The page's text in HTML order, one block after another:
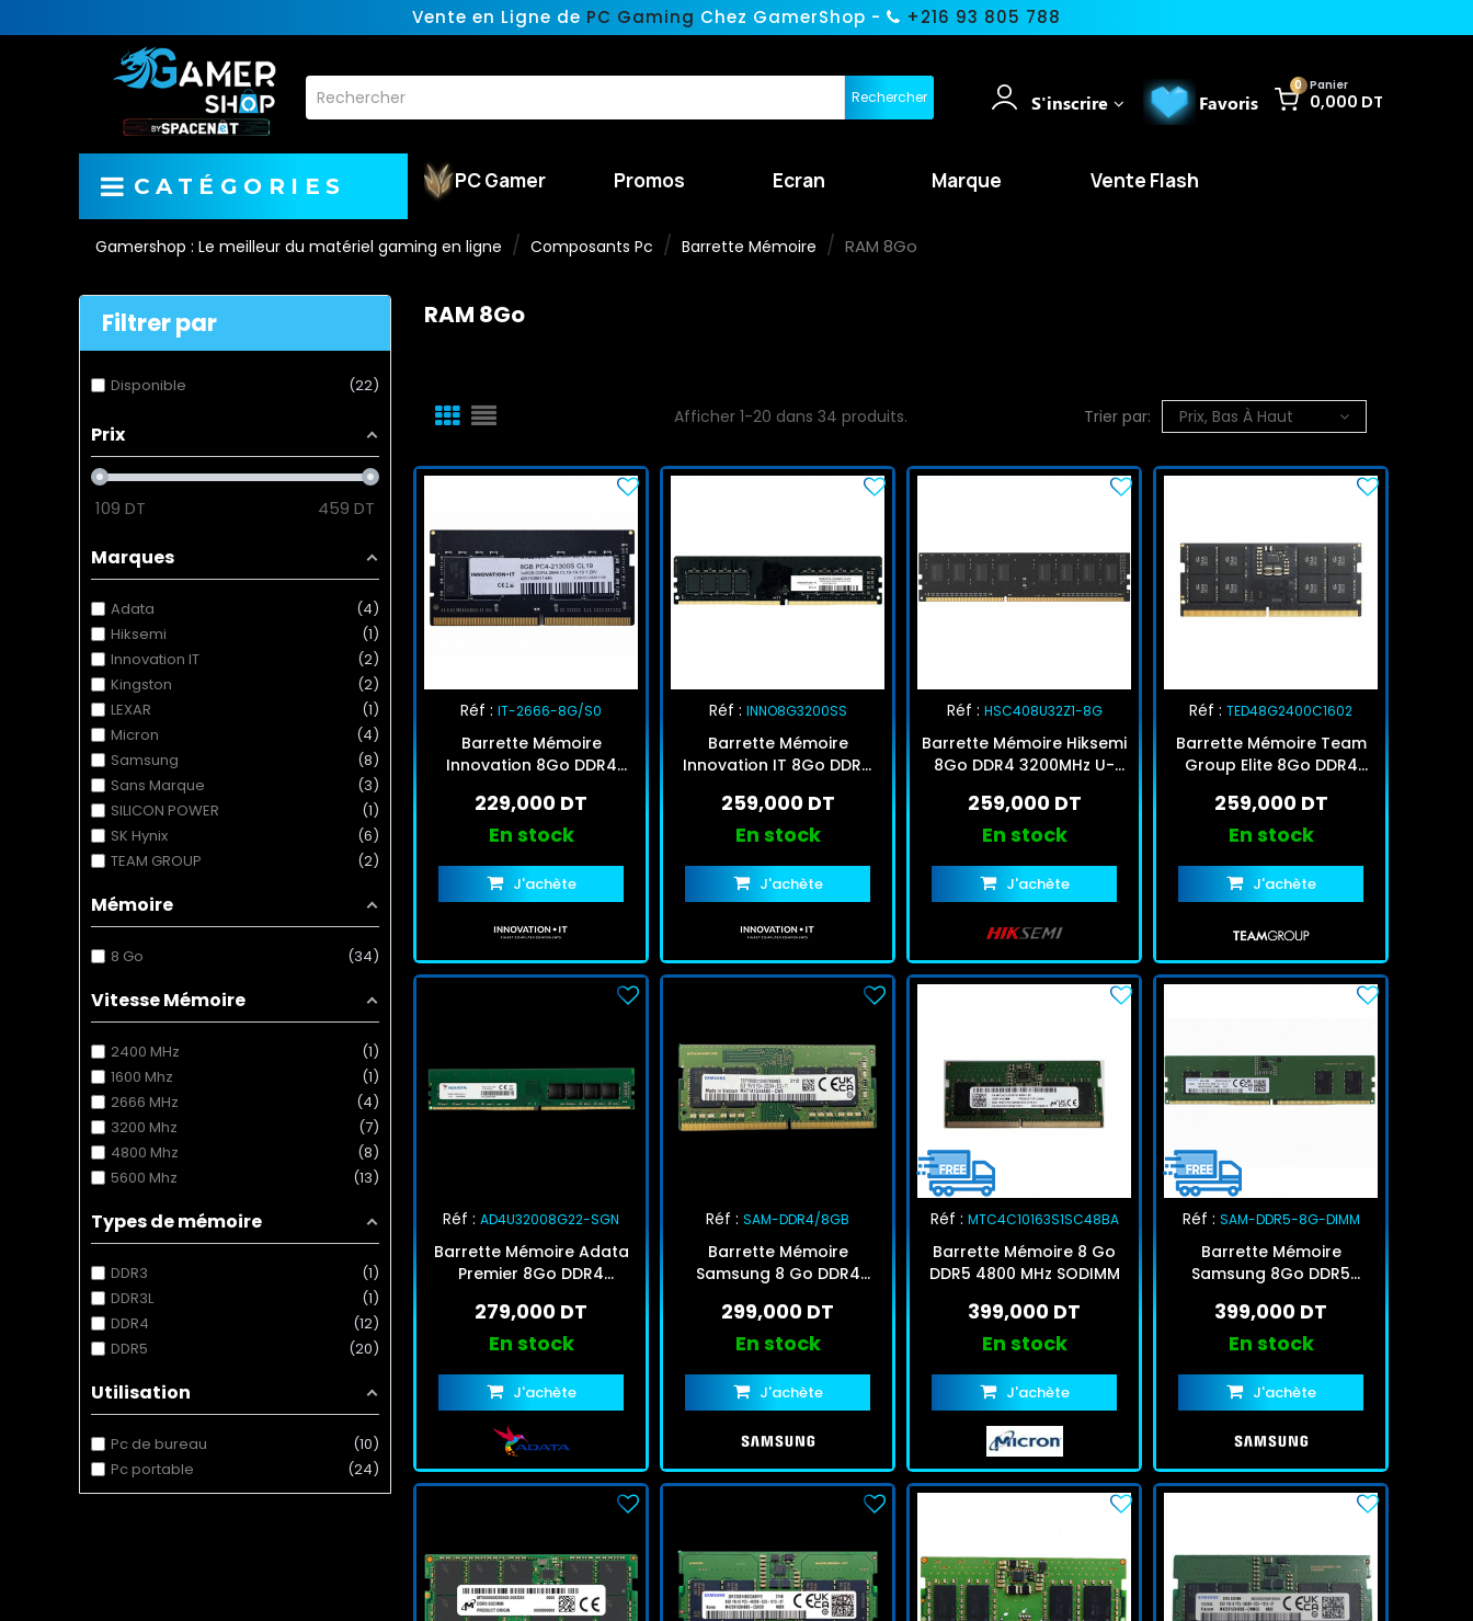
Vente en Ligne de PC Gaming Chez GamerShop - +216 93 805 788
Rechercher
0 Panier
0,000 DT
Favoris
S'inscrire
CATÉGORIES PC Gamer Promos Ecran Marque Vente Flash
Gamershop : Le meilleur du matériel gaming en ligne Composants Pc Barrette Mémoire RAM 8Go
Filtrer par
Disponible 22
Prix
109 DT 459 DT
Marques
Adata
4
Hiksemi
1
Innovation IT
2
Kingston
2
LEXAR
1
Micron
4
Samsung
8
Sans Marque
3
SILICON POWER
1
SK Hynix
6
TEAM GROUP
2
Mémoire
8 Go 34
Vitesse Mémoire
2400 MHz
1
1600 Mhz
1
2666 MHz
4
3200 Mhz
7
4800 Mhz
8
5600 Mhz
13
Types de mémoire
DDR3
1
DDR3L
1
DDR4
12
DDR5
20
Utilisation
Pc de bureau
10
Pc portable
24
RAM 8Go
Afficher 1-20 dans 34 produits. Trier par: Prix, Bas À Haut
Réf : IT-2666-8G/S0
Barrette Mémoire
Innovation 8Go DDR4
229,000 DT
En stock
J'achète
Réf : INNO8G3200SS
Barrette Mémoire
Innovation IT 8Go DDR4
259,000 DT
En stock
J'achète
Réf : HSC408U32Z1-8G
Barrette Mémoire Hiksemi
8Go DDR4 3200MHz U-
259,000 DT
En stock
J'achète
Réf : TED48G2400C1602
Barrette Mémoire Team
Group Elite 8Go DDR4
259,000 DT
En stock
J'achète
Réf : AD4U32008G22-SGN
Barrette Mémoire Adata
Premier 8Go DDR4
279,000 DT
En stock
J'achète
Réf : SAM-DDR4/8GB
Barrette Mémoire
Samsung 8 Go DDR4
299,000 DT
En stock
J'achète
Réf : MTC4C10163S1SC48BA
Barrette Mémoire 8 Go
DDR5 4800 MHz SODIMM
399,000 DT
En stock
J'achète
Réf : SAM-DDR5-8G-DIMM
Barrette Mémoire
Samsung 8Go DDR5
399,000 DT
En stock
J'achète